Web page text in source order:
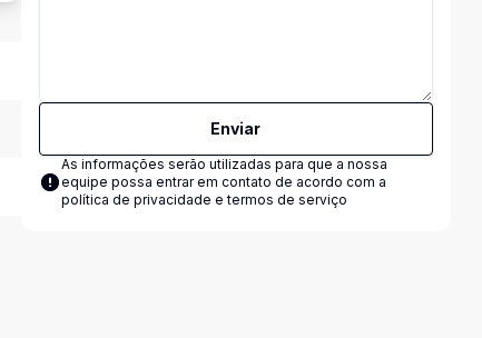
Enviar
As informações serão utilizadas para que a nossa
equipe possa entrar em contato de acordo com a
política de privacidade e termos de serviço